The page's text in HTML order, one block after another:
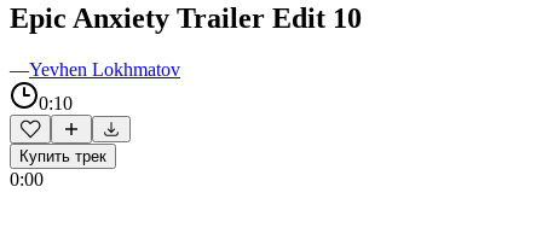
Epic Anxiety Trailer Edit 10
—Yevhen Lokhmatov
0:10
Купить трек
0:00